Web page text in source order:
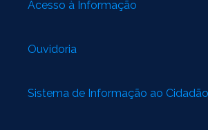
Acesso à Informação
Ouvidoria
Sistema de Informação ao Cidadão